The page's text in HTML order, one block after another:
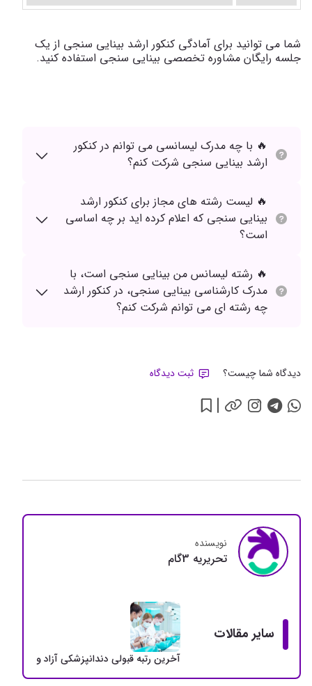
شما می توانید برای آمادگی کنکور ارشد بینایی سنجی از یک
جلسه رایگان مشاوره تخصصی بینایی سنجی استفاده کنید.
🔥 با چه مدرک لیسانسی می توانم در کنکور
ارشد بینایی سنجی شرکت کنم؟
🔥 لیست رشته های مجاز برای کنکور ارشد
بینایی سنجی که اعلام کرده اید بر چه اساسی
است؟
🔥 رشته لیسانس من بینایی سنجی است، با
مدرک کارشناسی بینایی سنجی، در کنکور ارشد
چه رشته ای می توانم شرکت کنم؟
دیدگاه شما چیست؟ ثبت دیدگاه
نویسنده
تحريريه 3گام
سایر مقالات
آخرین رتبه قبولی دندانپزشکی آزاد و دولتی +